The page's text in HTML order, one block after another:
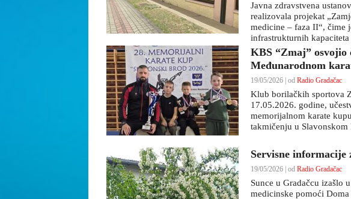
Javna zdravstvena
realizovala projekat
medicine – faza II“, čime
infrastrukturnih kapaciteta
KBS “Zmaj” osvojio
Međunarodnom
19/05/2026 | od Radio Gradačac
Klub borilačkih sportova
17.05.2026. godine,
memorijalnom karate
takmičenju u
Servisne informacije
19/05/2026 | od Radio Gradačac
Sunce u Gradačcu izašlo
medicinske pomoći